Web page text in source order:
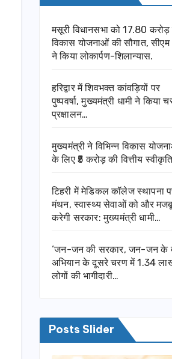
मसूरी विधानसभा को 17.80 करोड़
विकास योजनाओं की सौगात, सीएम
ने किया लोकार्पण-शिलान्यास.
हरिद्वार में शिवभक्त कांवड़ियों पर
पुष्पवर्षा, मुख्यमंत्री धामी ने किया
प्रक्षालन…
मुख्यमंत्री ने विभिन्न विकास
के लिए ₹5 करोड़ की वित्तीय
टिहरी में मेडिकल कॉलेज स्थापना
मंथन, स्वास्थ्य सेवाओं को और
करेगी सरकार: मुख्यमंत्री धामी…
‘जन-जन की सरकार, जन-जन के
अभियान के दूसरे चरण में 1.34
लोगों की भागीदारी…
Posts Slider